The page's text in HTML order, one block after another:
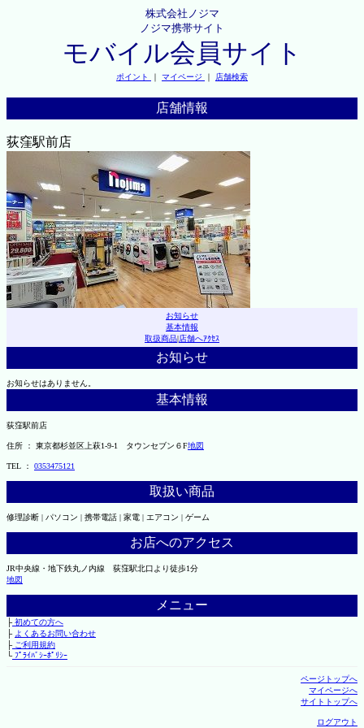
株式会社ノジマ
ノジマ携帯サイト
モバイル会員サイト
ポイント ｜ マイページ ｜ 店舗検索
店舗情報
荻窪駅前店
お知らせ
基本情報
取扱商品|店舗へｱｸｾｽ
お知らせ
お知らせはありません。
基本情報
荻窪駅前店
住所 ： 東京都杉並区上萩1-9-1 タウンセブン６F地図
TEL ： 0353475121
取扱い商品
修理診断 | パソコン | 携帯電話 | 家電 | エアコン | ゲーム
お店へのアクセス
JR中央線・地下鉄丸ノ内線 荻窪駅北口より徒歩1分
地図
メニュー
├初めての方へ
├ よくあるお問い合わせ
├ご利用規約
└ﾌﾟﾗｲﾊﾞｼｰﾎﾟﾘｼｰ
ページトップへ
マイページへ
サイトトップへ
ログアウト